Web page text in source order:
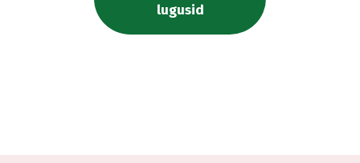
lugusid